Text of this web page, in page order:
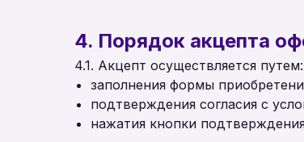
4. Порядок акцепта
4.1. Акцепт осуществляется путем:
заполнения формы
подтверждения согласия с
нажатия кнопки